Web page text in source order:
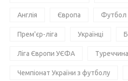
Англія Європа Футбол
Прем'єр-ліга Українці
Ліга Європи УЄФА Туреччина
Чемпіонат України з футболу